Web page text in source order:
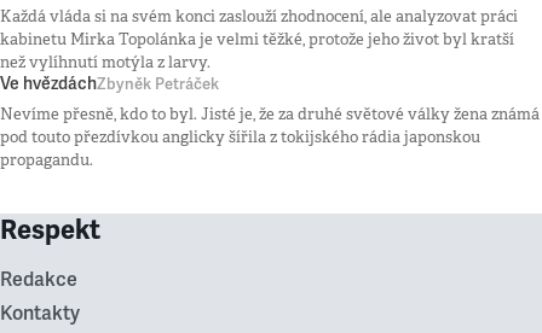
Každá vláda si na svém konci zaslouží zhodnocení, ale analyzovat práci
kabinetu Mirka Topolánka je velmi těžké, protože jeho život byl kratší
než vylíhnutí motýla z larvy.
Ve hvězdáchZbyněk Petráček
Nevíme přesně, kdo to byl. Jisté je, že za druhé světové války žena známá
pod touto přezdívkou anglicky šířila z tokijského rádia japonskou
propagandu.
Respekt
Redakce
Kontakty